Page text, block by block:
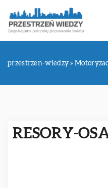
przestrzen-wiedzy »
RESORY-